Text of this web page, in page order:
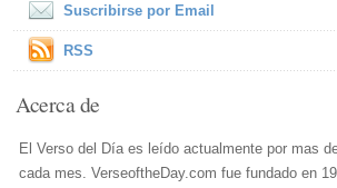
Suscribirse por Email
RSS
Acerca de
El Verso del Día es leído actualmente por mas
cada mes. VerseoftheDay.com fue fundado en